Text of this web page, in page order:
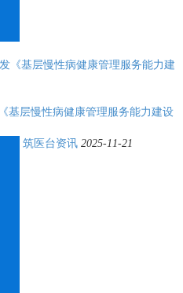
《基层慢性病健康管理服务能力建
筑医台资讯 2025-11-21